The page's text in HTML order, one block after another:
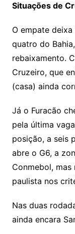
Situações de
O empate
quatro do
rebaixamento.
Cruzeiro, que
(casa) ainda
Já o Furacão
pela última
posição, a seis
abre o G6, a
Conmebol,
paulista nos
Nas duas
ainda encara